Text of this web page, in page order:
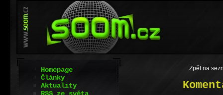
Zpět na
Homepage
Články
Aktuality